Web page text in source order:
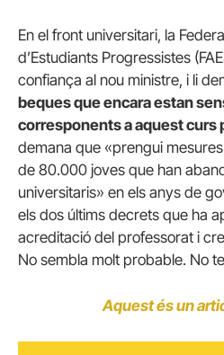
En el front universitari, la
d’Estudiants Progressistes
confiança al nou ministre, i li
beques que encara estan
corresponents a aquest curs
demana que «prengui
de 80.000 joves que han
universitaris» en els anys de
els dos últims decrets que ha
acreditació del professorat i
No sembla molt probable. No
Aquest és un